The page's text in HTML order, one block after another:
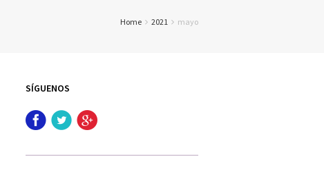
Home 2021 mayo
SÍGUENOS